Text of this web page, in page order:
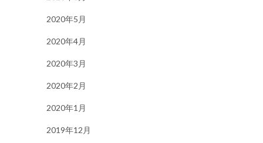
2020年5月
2020年4月
2020年3月
2020年2月
2020年1月
2019年12月